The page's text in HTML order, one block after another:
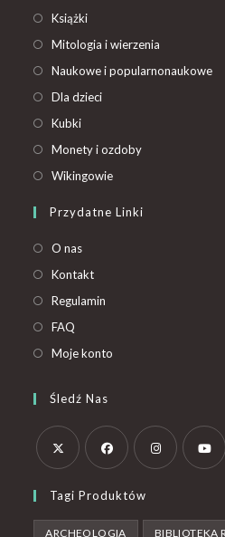
Książki
Mitologia i wierzenia
Naukowe i popularnonaukowe
Dla dzieci
Kubki
Monety i ozdoby
Wikingowie
Przydatne Linki
O nas
Kontakt
Regulamin
FAQ
Moje konto
Śledź Nas
Tagi Produktów
ARCHEOLOGIA BIBLIOTEKA